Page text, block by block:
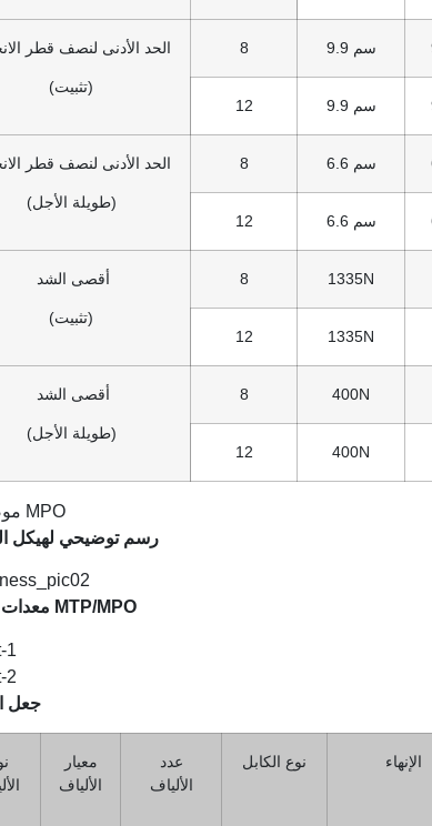
الحد الأدنى لنصف قطر
(تثبيت)
8 9.9 سم
12 9.9 سم
الحد الأدنى لنصف قطر
(طويلة الأجل)
8 6.6 سم
12 6.6 سم
أقصى الشد
(تثبيت)
8 1335N
12 1335N
أقصى الشد
(طويلة الأجل)
8 400N
12 400N
رسم توضيحي لهيكل
معدات اختبار MTP/MPO
جعل
معيار
الألياف
عدد
الألياف
نوع الكابل الإنهاء